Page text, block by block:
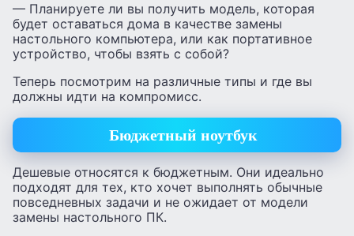
— Планируете ли вы получить модель, которая
будет оставаться дома в качестве замены
настольного компьютера, или как портативное
устройство, чтобы взять с собой?
Теперь посмотрим на различные типы и где вы
должны идти на компромисс.
Бюджетный ноутбук
Дешевые относятся к бюджетным. Они идеально
подходят для тех, кто хочет выполнять обычные
повседневных задачи и не ожидает от модели
замены настольного ПК.